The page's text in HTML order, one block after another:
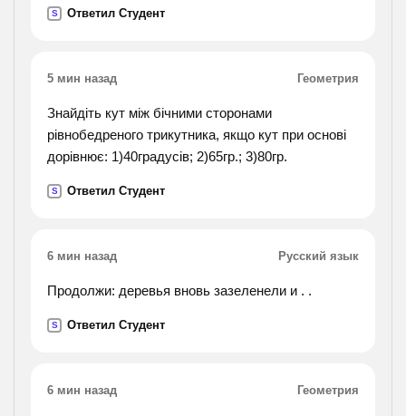
в ограничивающую его окружность квадрата
градусов, периметр правильного 6_угольника,
вписанного в окр-сть равен 48 см найти сторону
квадрата, вписанного в туже окр-сть. найти
длину
правильного 6-угольника равна 72 корень из 3см
радиус круга 12 см,).
S Ответил Студент
5 мин назад Геометрия
Знайдіть кут між бічними сторонами
рівнобедреного трикутника, якщо кут при основі
дорівнює: 1)40градусів; 2)65гр.; 3)80гр.
S Ответил Студент
6 мин назад Русский язык
Продолжи: деревья вновь зазеленели и . .
S Ответил Студент
6 мин назад Геометрия